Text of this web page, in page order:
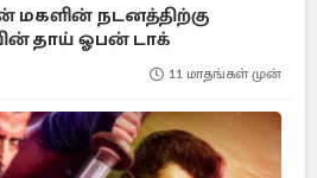
மகளின் நடனத்திற்கு
தாய் ஓபன் டாக்
11 மாதங்கள் முன்